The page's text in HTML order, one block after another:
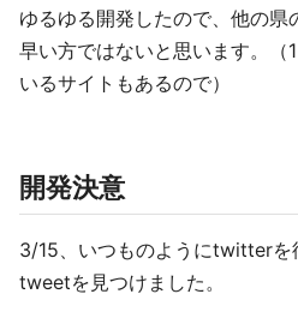
ゆるゆる開発したので、他の県
早い方ではないと思います。（
いるサイトもあるので）
開発決意
3/15、いつものようにtwitterを
tweetを見つけました。